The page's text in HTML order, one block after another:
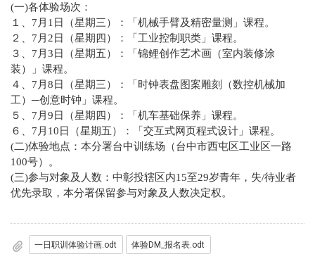
(一)各体验场次：
１、7月1日（星期三）：「机械手臂及精密量测」课程。
２、7月2日（星期四）：「工业控制职类」课程。
３、7月3日（星期五）：「锦鲤创作艺术画（室内装修涂
装）」课程。
４、7月8日（星期三）：「时钟表盘图案雕刻（数控机械加
工）─创意时钟」课程。
５、7月9日（星期四）：「机车基础保养」课程。
６、7月10日（星期五）：「交互式网页程式设计」课程。
(二)体验地点：本分署台中训练场（台中市西屯区工业区一路
100号）。
(三)参与对象及人数：中彰投辖区内15至29岁青年，失/待业者
优先录取，本分署保留参与对象及人数决定权。
一日职训体验计画.odt 体验DM_报名表.odt